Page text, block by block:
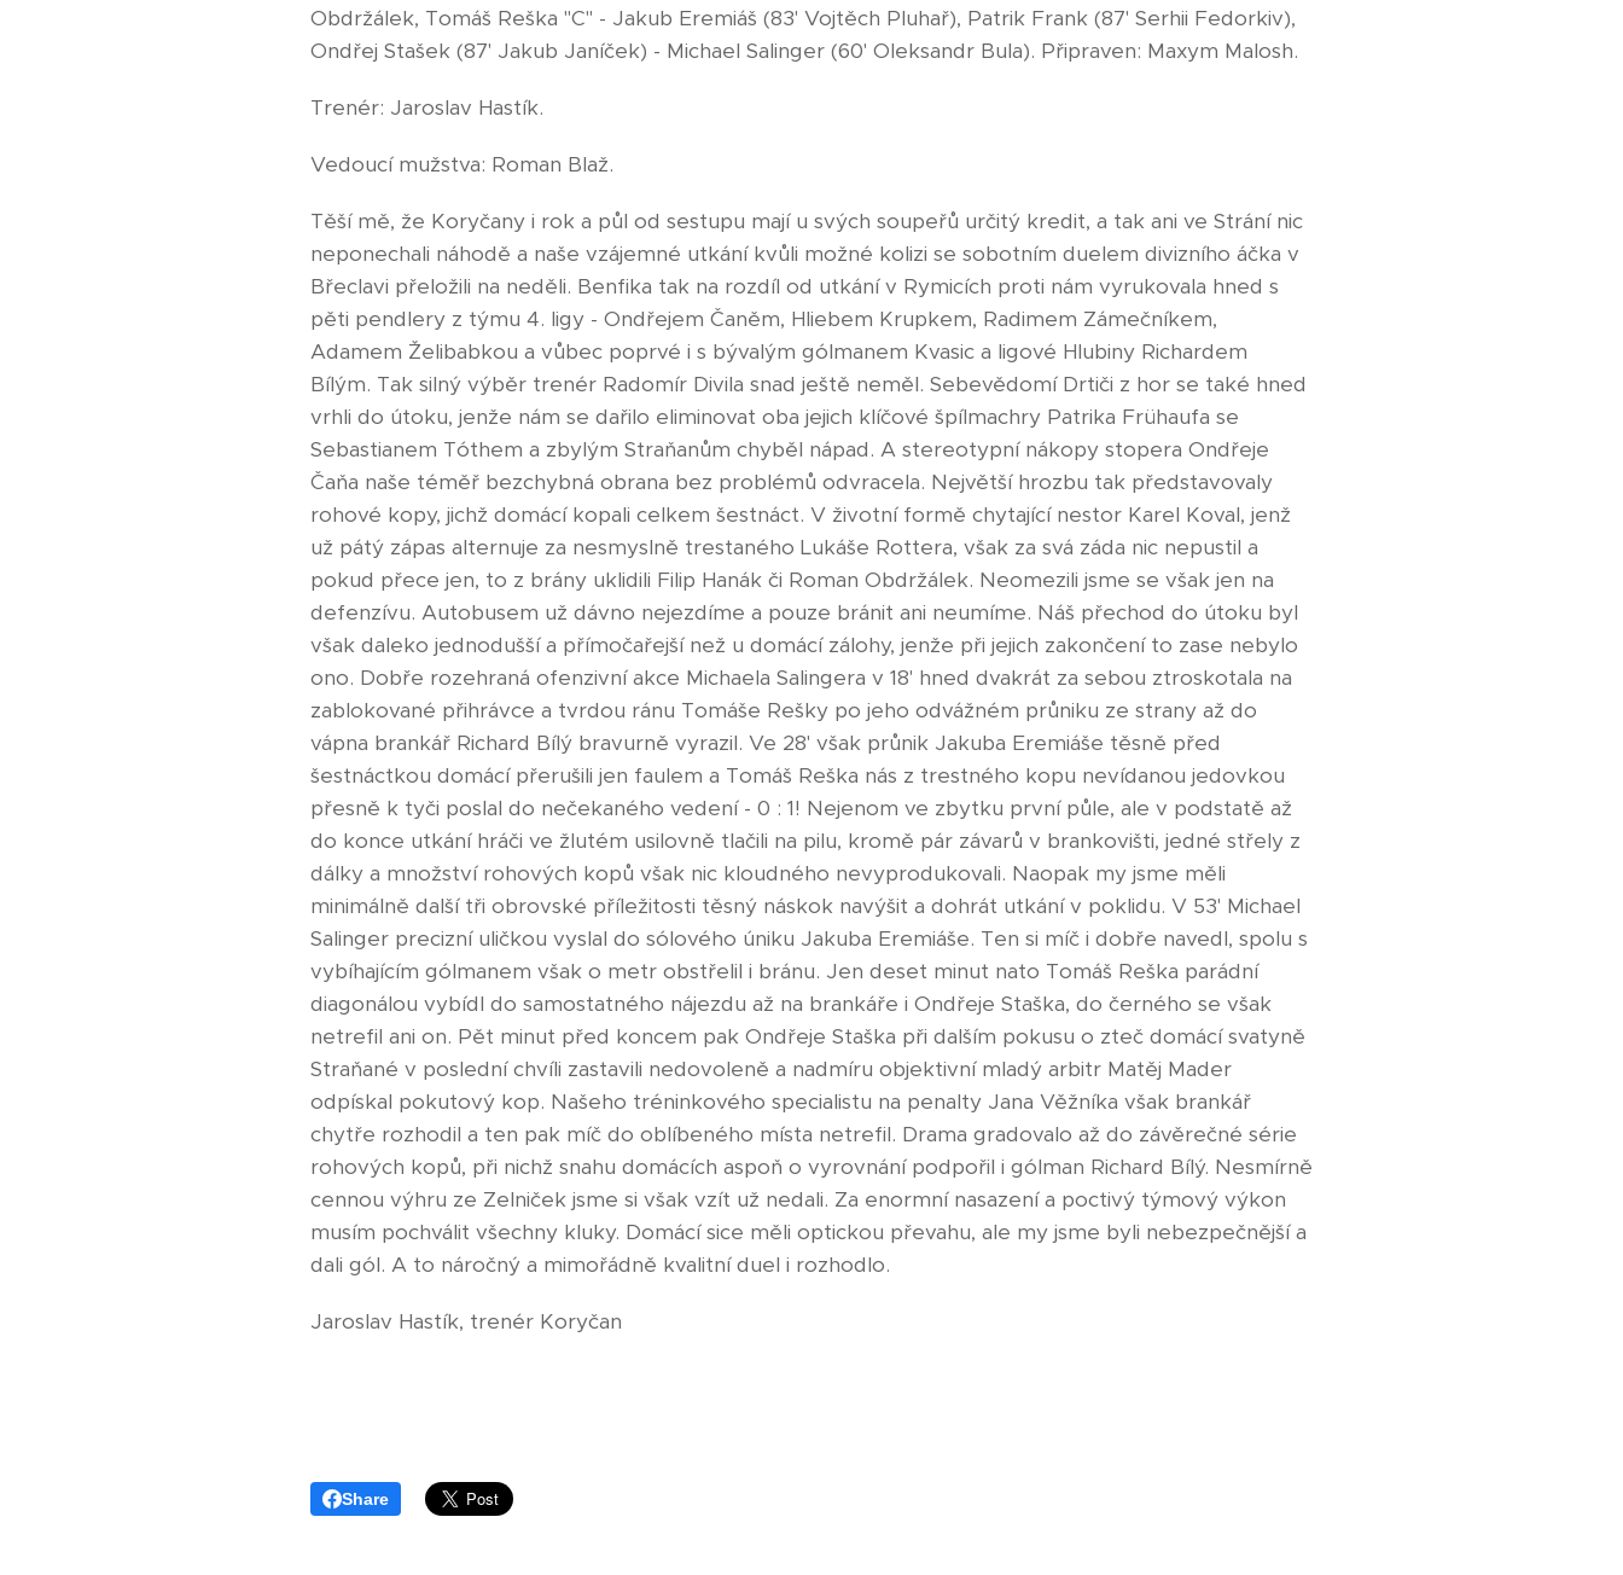
Obdržálek, Tomáš Reška "C" - Jakub Eremiáš (83' Vojtěch Pluhař), Patrik Frank (87' Serhii Fedorkiv),
Ondřej Stašek (87' Jakub Janíček) - Michael Salinger (60' Oleksandr Bula). Připraven: Maxym Malosh.
Trenér: Jaroslav Hastík.
Vedoucí mužstva: Roman Blaž.
Těší mě, že Koryčany i rok a půl od sestupu mají u svých soupeřů určitý kredit, a tak ani ve Strání nic
neponechali náhodě a naše vzájemné utkání kvůli možné kolizi se sobotním duelem divizního áčka v
Břeclavi přeložili na neděli. Benfika tak na rozdíl od utkání v Rymicích proti nám vyrukovala hned s
pěti pendlery z týmu 4. ligy - Ondřejem Čaněm, Hliebem Krupkem, Radimem Zámečníkem,
Adamem Želibabkou a vůbec poprvé i s bývalým gólmanem Kvasic a ligové Hlubiny Richardem
Bílým. Tak silný výběr trenér Radomír Divila snad ještě neměl. Sebevědomí Drtiči z hor se také hned
vrhli do útoku, jenže nám se dařilo eliminovat oba jejich klíčové špílmachry Patrika Frühaufa se
Sebastianem Tóthem a zbylým Straňanům chyběl nápad. A stereotypní nákopy stopera Ondřeje
Čaňa naše téměř bezchybná obrana bez problémů odvracela. Největší hrozbu tak představovaly
rohové kopy, jichž domácí kopali celkem šestnáct. V životní formě chytající nestor Karel Koval, jenž
už pátý zápas alternuje za nesmyslně trestaného Lukáše Rottera, však za svá záda nic nepustil a
pokud přece jen, to z brány uklidili Filip Hanák či Roman Obdržálek. Neomezili jsme se však jen na
defenzívu. Autobusem už dávno nejezdíme a pouze bránit ani neumíme. Náš přechod do útoku byl
však daleko jednodušší a přímočařejší než u domácí zálohy, jenže při jejich zakončení to zase nebylo
ono. Dobře rozehraná ofenzivní akce Michaela Salingera v 18' hned dvakrát za sebou ztroskotala na
zablokované přihrávce a tvrdou ránu Tomáše Rešky po jeho odvážném průniku ze strany až do
vápna brankář Richard Bílý bravurně vyrazil. Ve 28' však průnik Jakuba Eremiáše těsně před
šestnáctkou domácí přerušili jen faulem a Tomáš Reška nás z trestného kopu nevídanou jedovkou
přesně k tyči poslal do nečekaného vedení - 0 : 1! Nejenom ve zbytku první půle, ale v podstatě až
do konce utkání hráči ve žlutém usilovně tlačili na pilu, kromě pár závarů v brankovišti, jedné střely z
dálky a množství rohových kopů však nic kloudného nevyprodukovali. Naopak my jsme měli
minimálně další tři obrovské příležitosti těsný náskok navýšit a dohrát utkání v poklidu. V 53' Michael
Salinger precizní uličkou vyslal do sólového úniku Jakuba Eremiáše. Ten si míč i dobře navedl, spolu s
vybíhajícím gólmanem však o metr obstřelil i bránu. Jen deset minut nato Tomáš Reška parádní
diagonálou vybídl do samostatného nájezdu až na brankáře i Ondřeje Staška, do černého se však
netrefil ani on. Pět minut před koncem pak Ondřeje Staška při dalším pokusu o zteč domácí svatyně
Straňané v poslední chvíli zastavili nedovoleně a nadmíru objektivní mladý arbitr Matěj Mader
odpískal pokutový kop. Našeho tréninkového specialistu na penalty Jana Věžníka však brankář
chytře rozhodil a ten pak míč do oblíbeného místa netrefil. Drama gradovalo až do závěrečné série
rohových kopů, při nichž snahu domácích aspoň o vyrovnání podpořil i gólman Richard Bílý. Nesmírně
cennou výhru ze Zelniček jsme si však vzít už nedali. Za enormní nasazení a poctivý týmový výkon
musím pochválit všechny kluky. Domácí sice měli optickou převahu, ale my jsme byli nebezpečnější a
dali gól. A to náročný a mimořádně kvalitní duel i rozhodlo.
Jaroslav Hastík, trenér Koryčan
Share